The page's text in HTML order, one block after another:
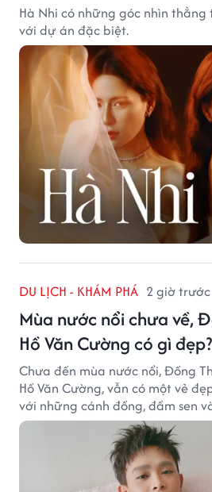
Hà Nhi có những góc nhìn
với dự án đặc biệt.
DU LỊCH - KHÁM PHÁ 2 giờ trước
Mùa nước nổi chưa về,
Hồ Văn Cường có gì đẹp?
Chưa đến mùa nước nổi, Đồng
Hồ Văn Cường, vẫn có một vẻ
với những cánh đồng, đầm sen